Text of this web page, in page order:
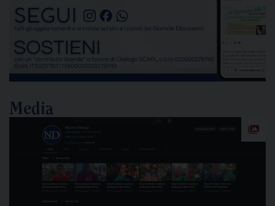
dello stabilimento siderurgico. Una pronuncia che
[…]
Media